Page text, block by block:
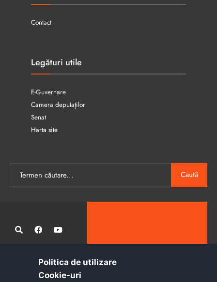
Contact
Legături utile
E-Guvernare
Camera deputaților
Senat
Harta site
Caută
Administrația publică locală informatizată, calitativă și accesibilă
Politica de utilizare
Cookie-uri‎